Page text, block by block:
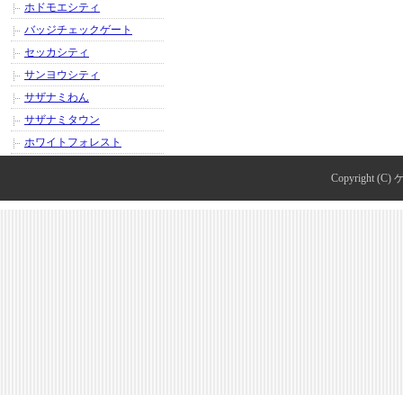
ホドモエシティ
バッジチェックゲート
セッカシティ
サンヨウシティ
サザナミわん
サザナミタウン
ホワイトフォレスト
Copyright (C)